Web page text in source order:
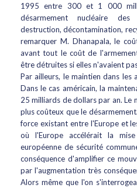
1995 entre 300 et 1 000
désarmement nucléaire des
destruction, décontamination,
remarquer M. Dhanapala, le
avant tout le coût de
être détruites si elles n'avaient
Par ailleurs, le maintien dans les
Dans le cas américain, la
25 milliards de dollars par an. Le
plus coûteux que le
force existant entre l'Europe et
où l'Europe accélérait la
européenne de sécurité
conséquence d'amplifier ce
par l'augmentation très
Alors même que l'on